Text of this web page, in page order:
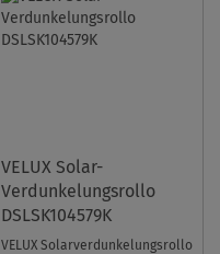
VELUX Solar-
Verdunkelungsrollo
DSLSK104579K
VELUX Solarverdunkelungsrollo